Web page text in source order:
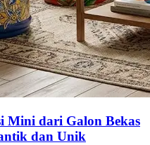
Mini dari Galon Bekas
dan Unik